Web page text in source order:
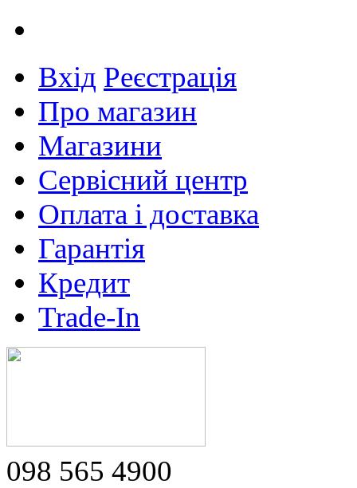
Вхід Реєстрація
Про магазин
Магазини
Сервісний центр
Оплата і доставка
Гарантія
Кредит
Trade-In
098 565 4900